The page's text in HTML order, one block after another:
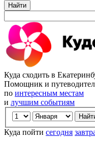
Найти
Куда сходить в
Помощник и
по интересным местам
и лучшим событиям
Куда пойти сегодня